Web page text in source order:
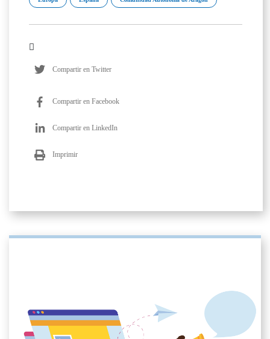
Compartir en Twitter
Compartir en Facebook
Compartir en LinkedIn
Imprimir